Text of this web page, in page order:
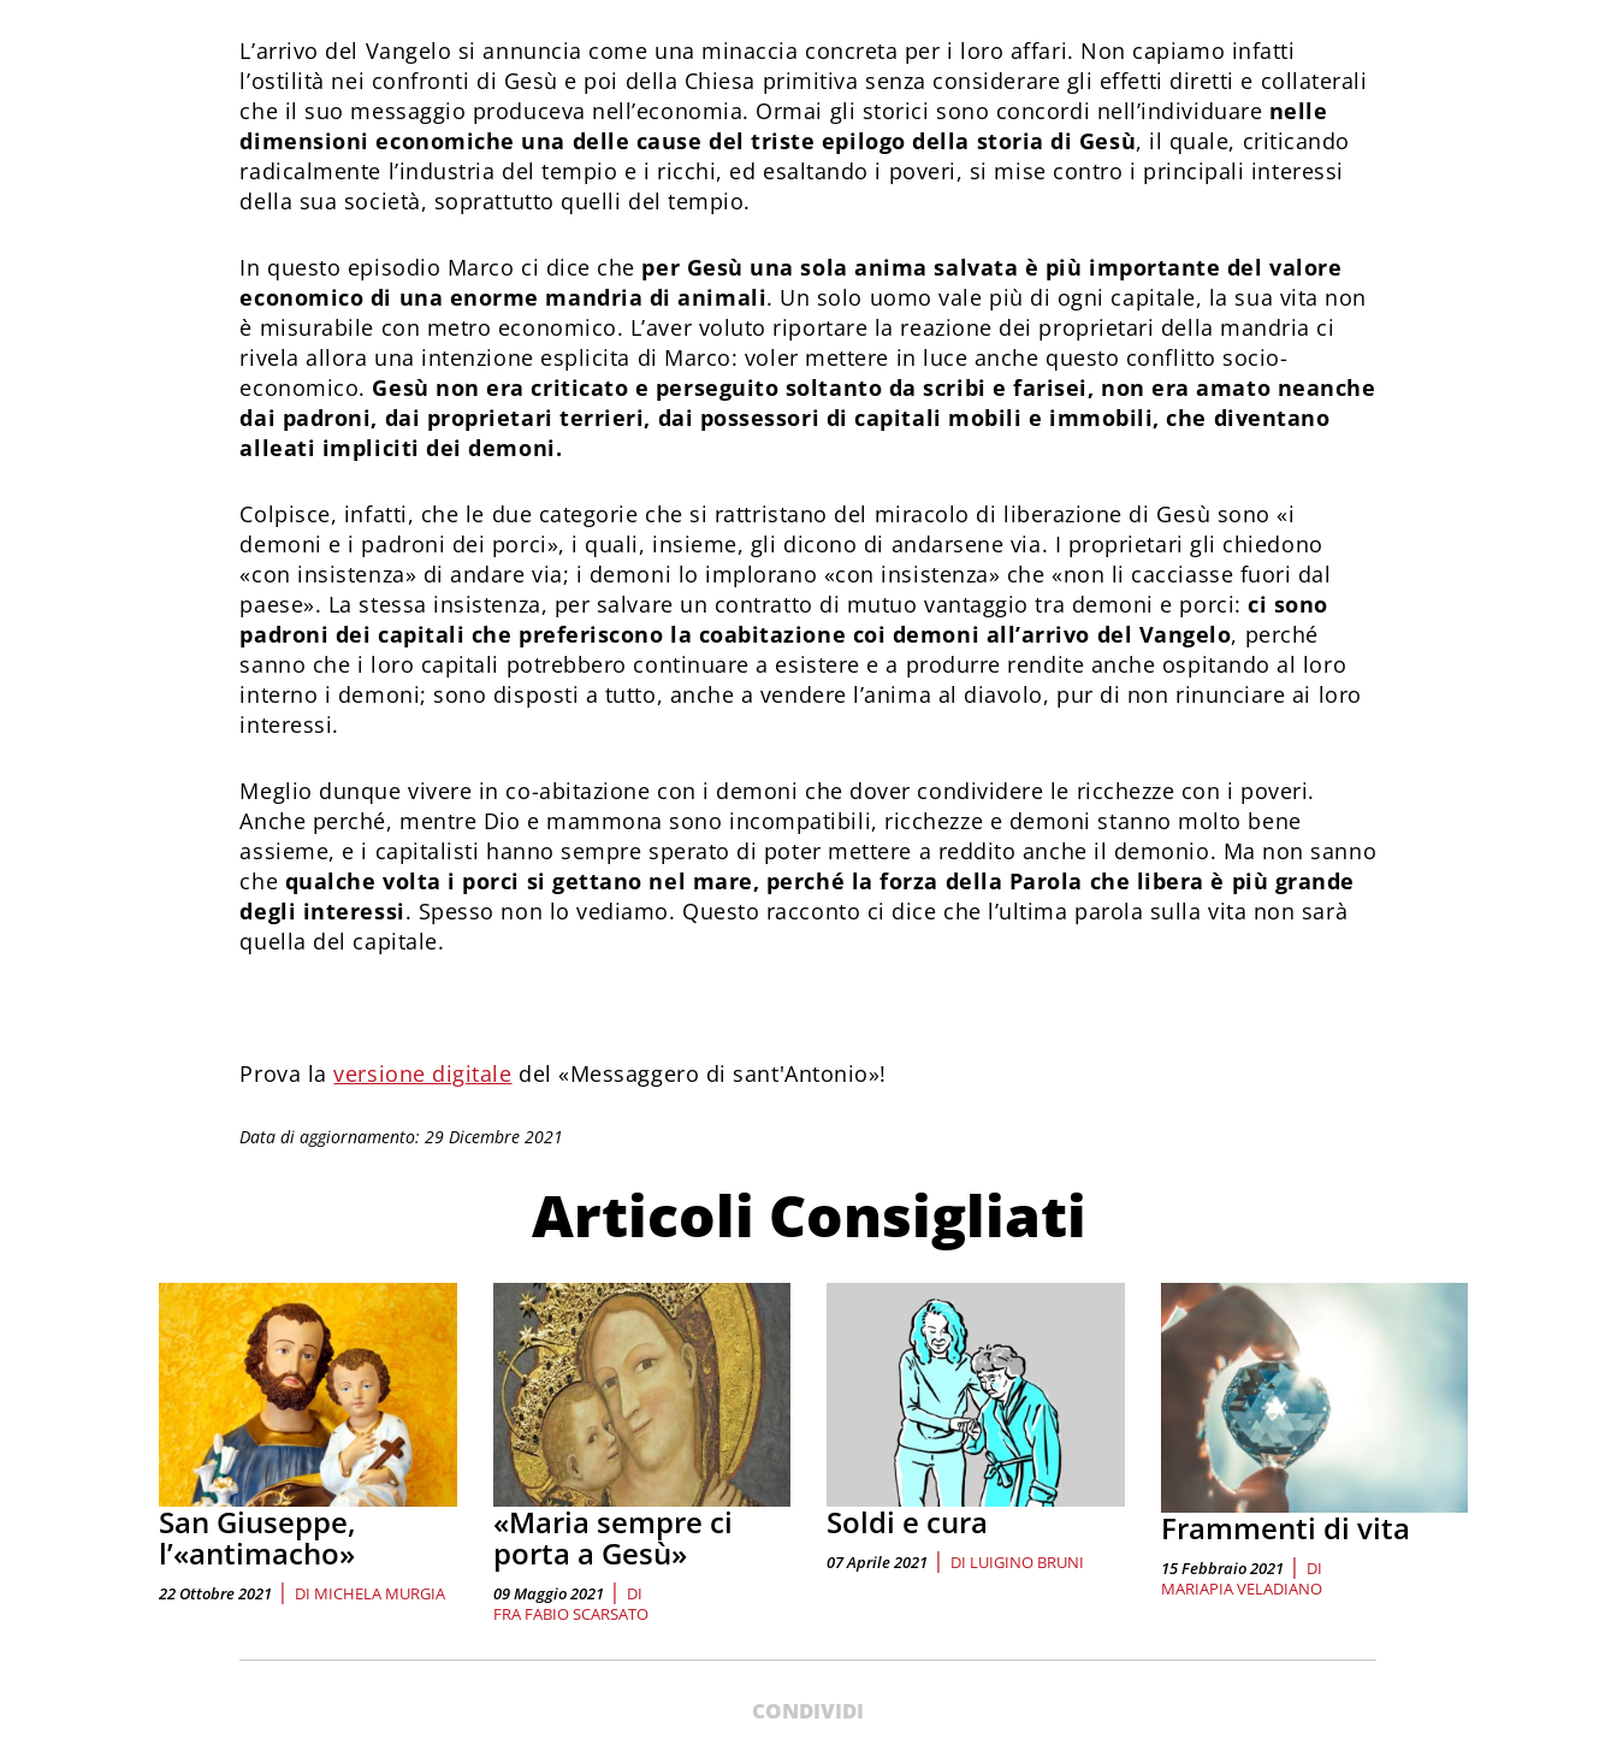
L’arrivo del Vangelo si annuncia come una minaccia concreta per i loro affari. Non capiamo infatti
l’ostilità nei confronti di Gesù e poi della Chiesa primitiva senza considerare gli effetti diretti e collaterali
che il suo messaggio produceva nell’economia. Ormai gli storici sono concordi nell’individuare nelle
dimensioni economiche una delle cause del triste epilogo della storia di Gesù, il quale, criticando
radicalmente l’industria del tempio e i ricchi, ed esaltando i poveri, si mise contro i principali interessi
della sua società, soprattutto quelli del tempio.
In questo episodio Marco ci dice che per Gesù una sola anima salvata è più importante del valore
economico di una enorme mandria di animali. Un solo uomo vale più di ogni capitale, la sua vita non
è misurabile con metro economico. L’aver voluto riportare la reazione dei proprietari della mandria ci
rivela allora una intenzione esplicita di Marco: voler mettere in luce anche questo conflitto socio-
economico. Gesù non era criticato e perseguito soltanto da scribi e farisei, non era amato neanche
dai padroni, dai proprietari terrieri, dai possessori di capitali mobili e immobili, che diventano
alleati impliciti dei demoni.
Colpisce, infatti, che le due categorie che si rattristano del miracolo di liberazione di Gesù sono «i
demoni e i padroni dei porci», i quali, insieme, gli dicono di andarsene via. I proprietari gli chiedono
«con insistenza» di andare via; i demoni lo implorano «con insistenza» che «non li cacciasse fuori dal
paese». La stessa insistenza, per salvare un contratto di mutuo vantaggio tra demoni e porci:ci sono
padroni dei capitali che preferiscono la coabitazione coi demoni all’arrivo del Vangelo, perché
sanno che i loro capitali potrebbero continuare a esistere e a produrre rendite anche ospitando al loro
interno i demoni; sono disposti a tutto, anche a vendere l’anima al diavolo, pur di non rinunciare ai loro
interessi.
Meglio dunque vivere in co-abitazione con i demoni che dover condividere le ricchezze con i poveri.
Anche perché, mentre Dio e mammona sono incompatibili, ricchezze e demoni stanno molto bene
assieme, e i capitalisti hanno sempre sperato di poter mettere a reddito anche il demonio. Ma non sanno
che qualche volta i porci si gettano nel mare, perché la forza della Parola che libera è più grande
degli interessi. Spesso non lo vediamo. Questo racconto ci dice che l’ultima parola sulla vita non sarà
quella del capitale.
Prova laversione digitale del «Messaggero di sant'Antonio»!
Data di aggiornamento: 29 Dicembre 2021
Articoli Consigliati
San Giuseppe,
l’«antimacho»
22 Ottobre 2021 | DI MICHELA MURGIA
«Maria sempre ci
porta a Gesù»
09 Maggio 2021 | DI
FRA FABIO SCARSATO
Soldi e cura
07 Aprile 2021 | DI LUIGINO BRUNI
Frammenti di vita
15 Febbraio 2021 | DI
MARIAPIA VELADIANO
CONDIVIDI